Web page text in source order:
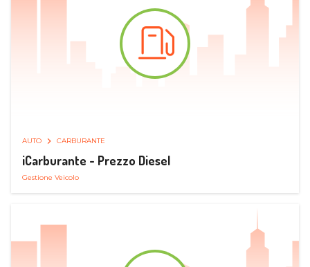
AUTO CARBURANTE
iCarburante - Prezzo Diesel
Gestione Veicolo